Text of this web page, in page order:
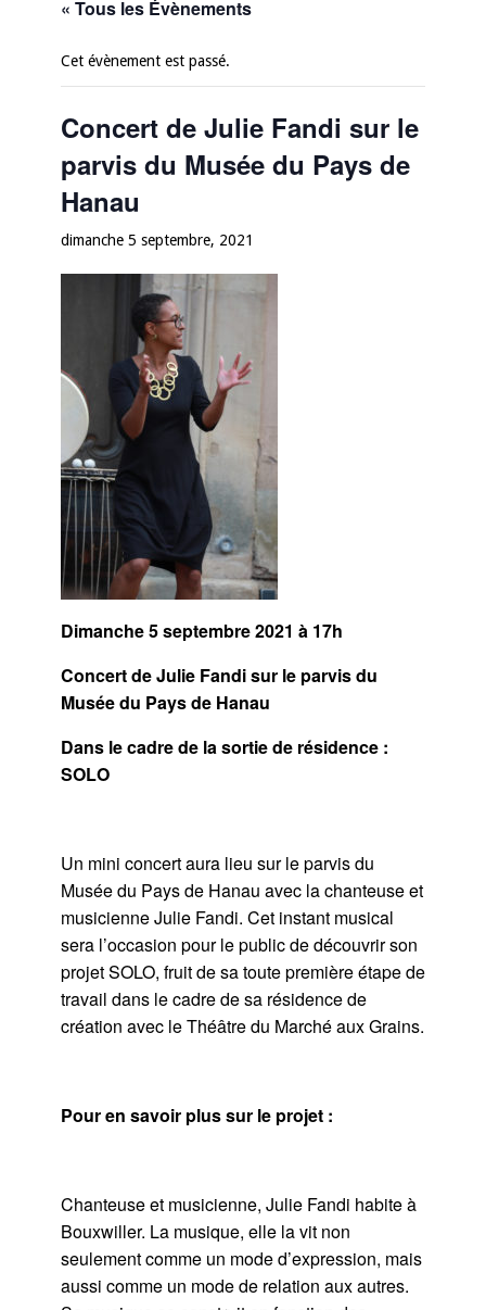
« Tous les Évènements
Cet évènement est passé.
Concert de Julie Fandi sur le
parvis du Musée du Pays de
Hanau
dimanche 5 septembre, 2021
Dimanche 5 septembre 2021 à 17h
Concert de Julie Fandi sur le parvis du
Musée du Pays de Hanau
Dans le cadre de la sortie de résidence :
SOLO
Un mini concert aura lieu sur le parvis du
Musée du Pays de Hanau avec la chanteuse et
musicienne Julie Fandi. Cet instant musical
sera l’occasion pour le public de découvrir son
projet SOLO, fruit de sa toute première étape de
travail dans le cadre de sa résidence de
création avec le Théâtre du Marché aux Grains.
Pour en savoir plus sur le projet :
Chanteuse et musicienne, Julie Fandi habite à
Bouxwiller. La musique, elle la vit non
seulement comme un mode d’expression, mais
aussi comme un mode de relation aux autres.